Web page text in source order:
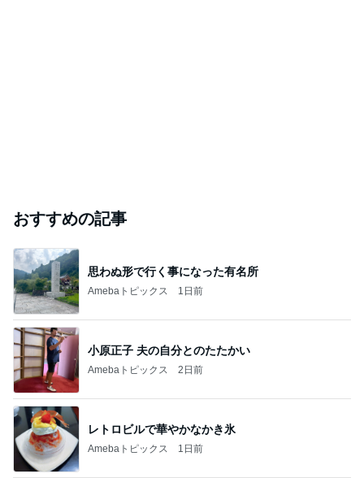
おすすめの記事
思わぬ形で行く事になった有名所
Amebaトピックス 1日前
小原正子 夫の自分とのたたかい
Amebaトピックス 2日前
レトロビルで華やかなかき氷
Amebaトピックス 1日前